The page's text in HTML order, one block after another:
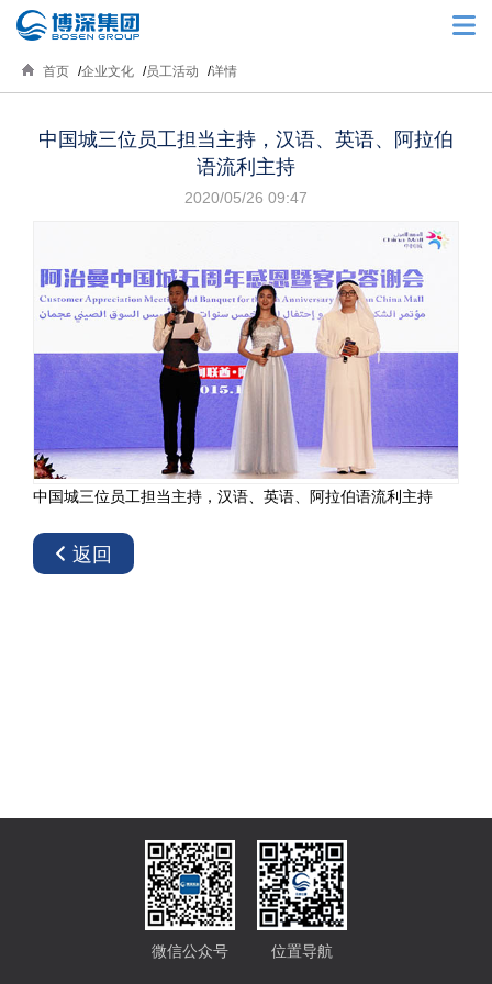
首页 企业文化 员工活动 详情
中国城三位员工担当主持，汉语、英语、阿拉伯
语流利主持
2020/05/26 09:47
中国城三位员工担当主持，汉语、英语、阿拉伯语流利主持
返回
微信公众号 位置导航